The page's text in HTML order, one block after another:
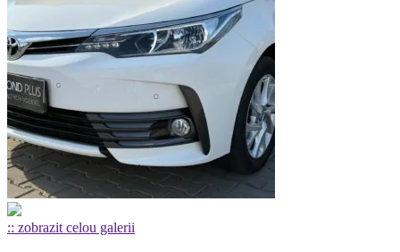
:: zobrazit celou galerii